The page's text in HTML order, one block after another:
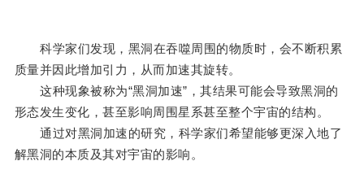
科学家们发现，黑洞在吞噬周围的物质时，会不断积累
质量并因此增加引力，从而加速其旋转。
这种现象被称为“黑洞加速”，其结果可能会导致黑洞的
形态发生变化，甚至影响周围星系甚至整个宇宙的结构。
通过对黑洞加速的研究，科学家们希望能够更深入地了
解黑洞的本质及其对宇宙的影响。